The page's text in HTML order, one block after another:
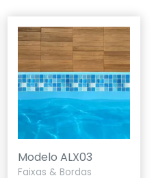
Modelo ALX03
Faixas & Bordas